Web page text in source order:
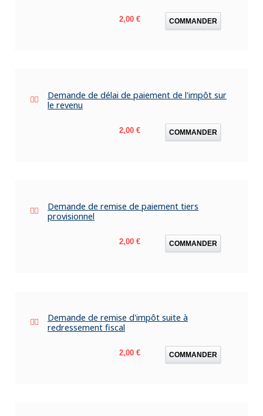
Prix
2,00 € COMMANDER
Demande de délai de paiement de l'impôt sur
le revenu
Prix
2,00 € COMMANDER
Demande de remise de paiement tiers
provisionnel
Prix
2,00 € COMMANDER
Demande de remise d'impôt suite à
redressement fiscal
Prix
2,00 € COMMANDER